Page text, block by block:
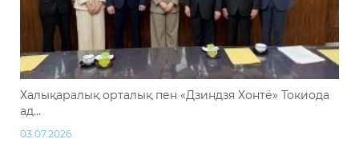
Халықаралық орталық пен «Дзиндзя Хонтё» Токиода
ад...
03.07.2026